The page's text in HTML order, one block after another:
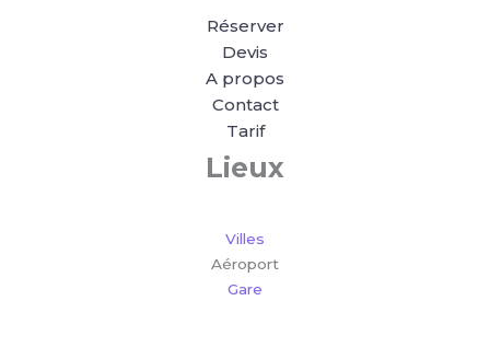
Réserver
Devis
A propos
Contact
Tarif
Lieux
Villes
Aéroport
Gare